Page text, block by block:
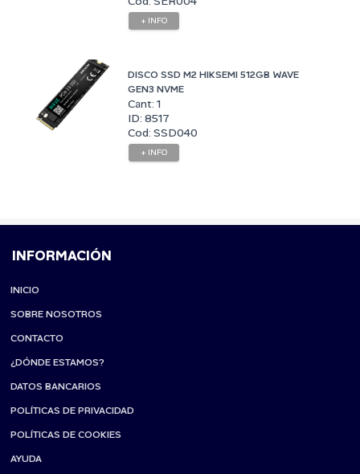
+ INFO
DISCO SSD M2 HIKSEMI 512GB WAVE
GEN3 NVME
Cant: 1
ID: 8517
Cod: SSD040
+ INFO
INFORMACIÓN
INICIO
SOBRE NOSOTROS
CONTACTO
¿DÓNDE ESTAMOS?
DATOS BANCARIOS
POLÍTICAS DE PRIVACIDAD
POLÍTICAS DE COOKIES
AYUDA